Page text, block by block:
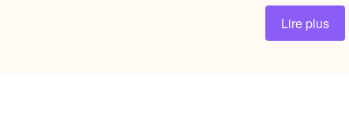
principal, ce sac est idéal pour ranger tous vos
! Vous découvrirez également une poche zippée
Lire plus